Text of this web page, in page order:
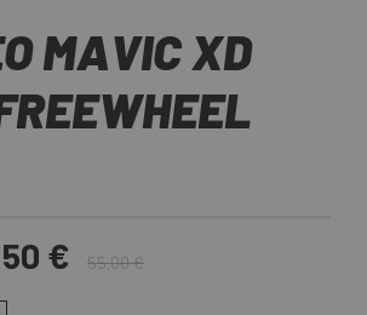
MAVIC XD
€ 55,00 €